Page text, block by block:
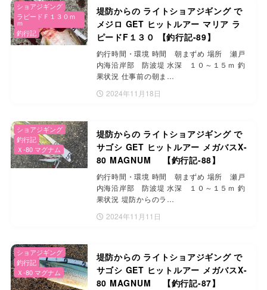
堤防からの ライトショアジギング で
メジロ GET ヒットルアー マリア ラ
ピードF１３０ 【釣行記-89】
釣行時間・環境 時間 朝まずめ 場所 瀬戸
内海沿岸部 防波堤 水深 １０～１５ｍ 釣
果状況 仕事前の朝ま…
2024年11月18日
ショアジギング
ラピードＦ１３０ｍ
ｍ
釣行記
堤防からの ライトショアジギング で
サゴシ GET ヒットルアー メガバスX-
80 MAGNUM 【釣行記-88】
釣行時間・環境 時間 朝まずめ 場所 瀬戸
内海沿岸部 防波堤 水深 １０～１５ｍ 釣
果状況 堤防からのラ…
2024年11月11日
ショアジギング
釣行記
Ｘ-80 マグナム
堤防からの ライトショアジギング で
サゴシ GET ヒットルアー メガバスX-
80 MAGNUM 【釣行記-87】
ショアジギング
釣行記
Ｘ-80 マグナム